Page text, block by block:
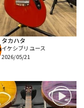
タカハタ
イケシブリユース
2026/05/21